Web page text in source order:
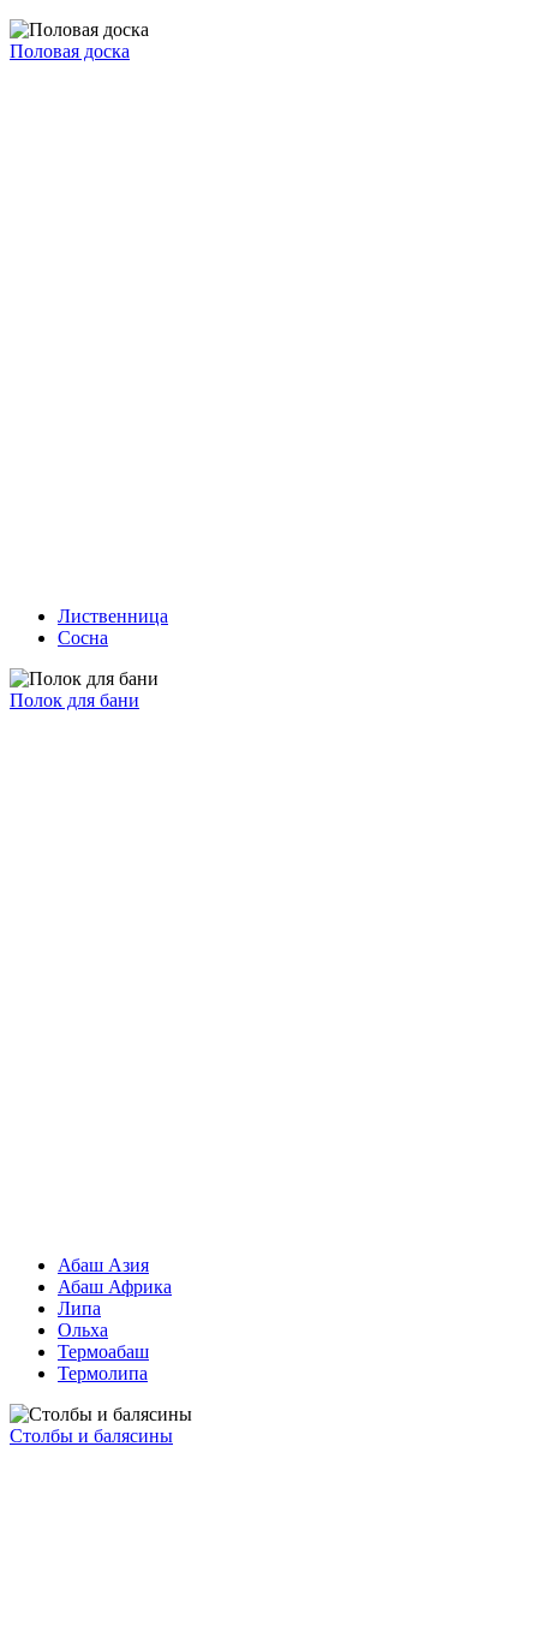
Половая доска
Лиственница
Сосна
Полок для бани
Абаш Азия
Абаш Африка
Липа
Ольха
Термоабаш
Термолипа
Столбы и балясины